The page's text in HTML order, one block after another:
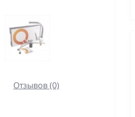
Отзывов (0)